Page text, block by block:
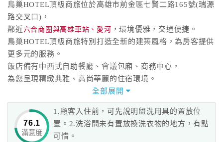
鳥巢HOTEL頂級商旅位於高雄市前金區七賢二路165號(瑞源
路交叉口)，
鄰近六合商圈與高雄車站、愛河
，環境優雅，交通便捷。
鳥巢HOTEL頂級商旅特別打造全新的建築風格，為房客提供
更多元的服務。
飯店備有中西式自助餐廳、會議包廂、商務中心，
為您呈現精緻典雅、高尚華麗的住宿環境。
無論是個人商務或闔家旅遊，我們都能提供您多元化的房型
與舒適溫馨的住宿體驗。
全部展開
76.1
滿意度
1.顧客入住前，可先說明盥洗用具的置放位
置。2.洗浴間未有置放換洗衣物的地方，有點
可惜。